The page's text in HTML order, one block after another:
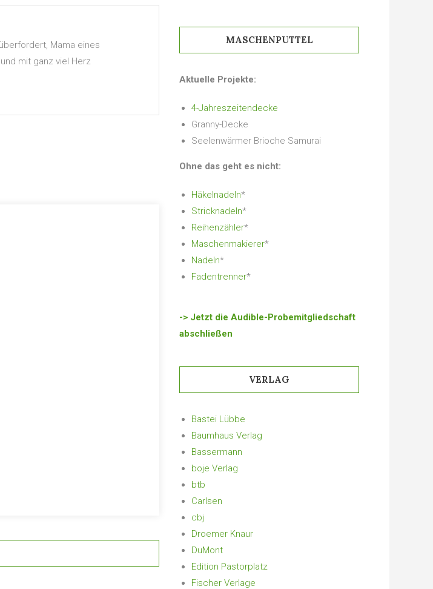
Mama eines
mit ganz viel Herz
MASCHENPUTTEL
Aktuelle Projekte:
4-Jahreszeitendecke
Granny-Decke
Seelenwärmer Brioche Samurai
Ohne das geht es nicht:
Häkelnadeln*
Stricknadeln*
Reihenzähler*
Maschenmakierer*
Nadeln*
Fadentrenner*
-> Jetzt die Audible-Probemitgliedschaft
abschließen
VERLAG
Bastei Lübbe
Baumhaus Verlag
Bassermann
boje Verlag
btb
Carlsen
cbj
Droemer Knaur
DuMont
Edition Pastorplatz
Fischer Verlage